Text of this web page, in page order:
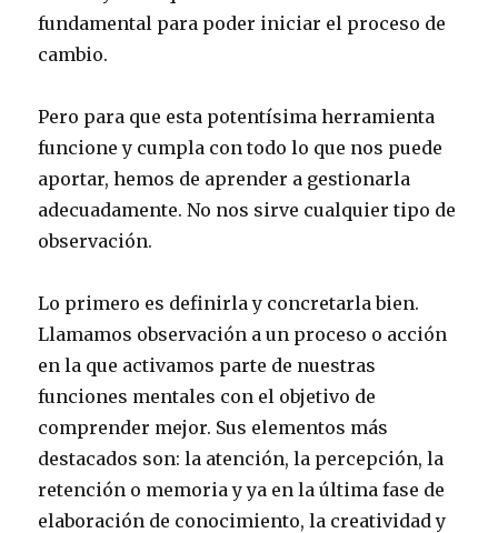
fundamental para poder iniciar el proceso de
cambio.
Pero para que esta potentísima herramienta
funcione y cumpla con todo lo que nos puede
aportar, hemos de aprender a gestionarla
adecuadamente. No nos sirve cualquier tipo de
observación.
Lo primero es definirla y concretarla bien.
Llamamos observación a un proceso o acción
en la que activamos parte de nuestras
funciones mentales con el objetivo de
comprender mejor. Sus elementos más
destacados son: la atención, la percepción, la
retención o memoria y ya en la última fase de
elaboración de conocimiento, la creatividad y